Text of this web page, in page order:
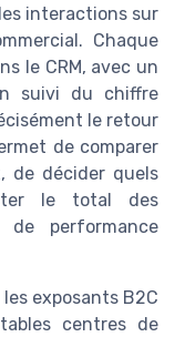
interactions sur
Chaque
le CRM, avec un
suivi du chiffre
le retour
de comparer
de décider quels
le total des
performance
exposants B2C
centres de